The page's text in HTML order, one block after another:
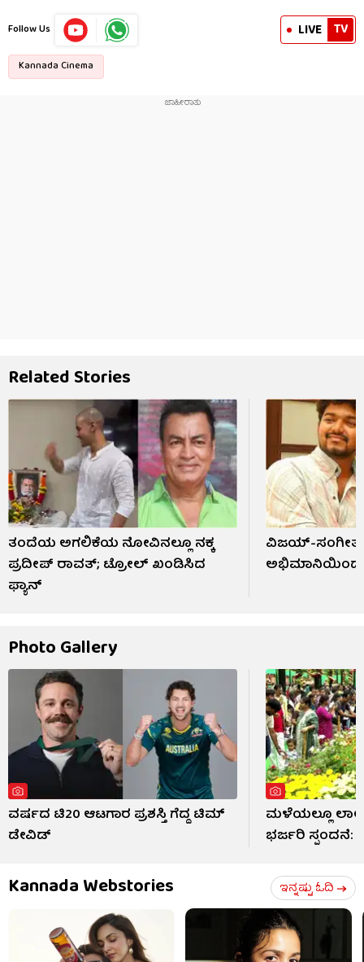
Follow Us LIVE TV
Kannada Cinema
Related Stories
ತಂದೆಯ ಅಗಲಿಕೆಯ ನೋವಿನಲ್ಲೂ ನಕ್ಕ
ಪ್ರದೀಪ್ ರಾವತ್; ಟ್ರೋಲ್ ಖಂಡಿಸಿದ
ಫ್ಯಾನ್
ವಿಜಯ್-
ಅಭಿಮಾನಿಯಿಂದ
Photo Gallery
ವರ್ಷದ ಟಿ20 ಆಟಗಾರ ಪ್ರಶಸ್ತಿ ಗೆದ್ದ ಟಿಮ್
ಡೇವಿಡ್
ಮಳೆಯಲ್ಲೂ
ಭರ್ಜರಿ
Kannada Webstories ಇನ್ನಷ್ಟು ಓದಿ